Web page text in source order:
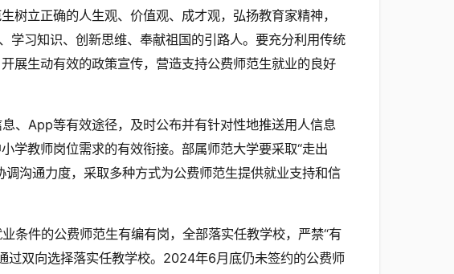
树立正确的人生观、价值观、成才观，弘扬教育家精神，
学习知识、创新思维、奉献祖国的引路人。要充分利用传统
展生动有效的政策宣传，营造支持公费师范生就业的良好
、App等有效途径，及时公布并有针对性地推送用人信息
学教师岗位需求的有效衔接。部属师范大学要采取“走出
沟通力度，采取多种方式为公费师范生提供就业支持和信
条件的公费师范生有编有岗，全部落实任教学校，严禁“有
双向选择落实任教学校。2024年6月底仍未签约的公费师